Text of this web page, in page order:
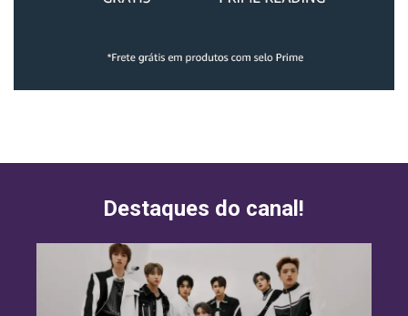
Destaques do canal!